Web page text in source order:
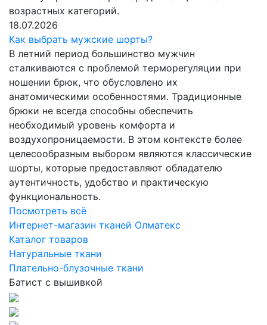
возрастных категорий.
18.07.2026
Как выбрать мужские шорты?
В летний период большинство мужчин
сталкиваются с проблемой терморегуляции при
ношении брюк, что обусловлено их
анатомическими особенностями. Традиционные
брюки не всегда способны обеспечить
необходимый уровень комфорта и
воздухопроницаемости. В этом контексте более
целесообразным выбором являются классические
шорты, которые предоставляют обладателю
аутентичность, удобство и практическую
функциональность.
Посмотреть всё
Интернет-магазин тканей Олматекс
Каталог товаров
Натуральные ткани
Плательно-блузочные ткани
Батист с вышивкой